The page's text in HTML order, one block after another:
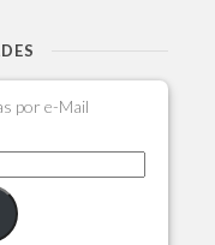
por e-Mail